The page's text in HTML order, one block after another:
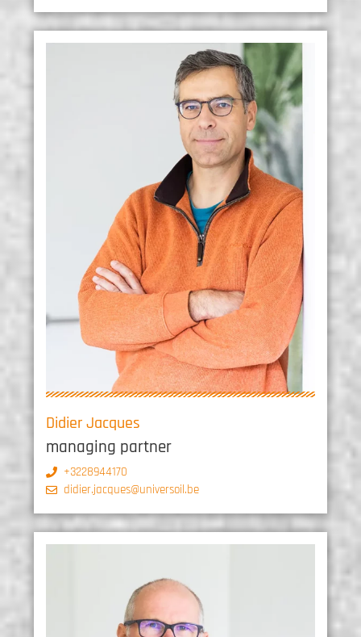
Didier Jacques
managing partner
+3228944170
didier.jacques@universoil.be